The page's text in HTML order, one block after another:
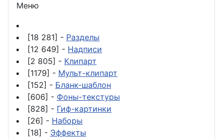
Меню
[18 281] - Разделы
[12 649] - Надписи
[2 805] - Клипарт
[1179] - Мульт-клипарт
[152] - Бланк-шаблон
[606] - Фоны-текстуры
[828] - Гиф-картинки
[26] - Наборы
[18] - Эффекты